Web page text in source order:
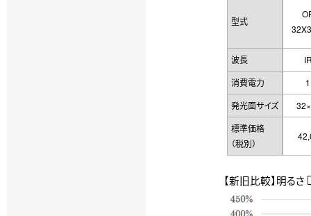
型式
波長
消費電力
発光面サイズ
標準価格
（税別）
【新旧比較】明るさ